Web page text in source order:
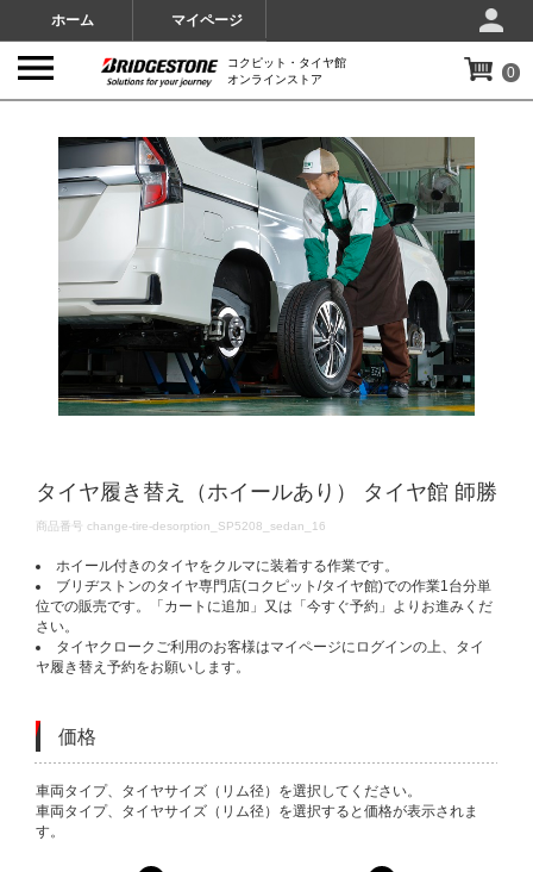
ホーム マイページ
コクピット・タイヤ館
オンラインストア
0
タイヤ履き替え（ホイールあり） タイヤ館 師勝
DETAILS
商品番号 change-tire-desorption_SP5208_sedan_16
ホイール付きのタイヤをクルマに装着する作業です。
ブリヂストンのタイヤ専門店(コクピット/タイヤ館)での作業1台分単
位での販売です。「カートに追加」又は「今すぐ予約」よりお進みくだ
さい。
タイヤクロークご利用のお客様はマイページにログインの上、タイ
ヤ履き替え予約をお願いします。
価格
VARIATIONS
車両タイプ、タイヤサイズ（リム径）を選択してください。
車両タイプ、タイヤサイズ（リム径）を選択すると価格が表示されま
す。